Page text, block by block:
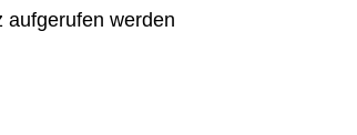
aufgerufen werden